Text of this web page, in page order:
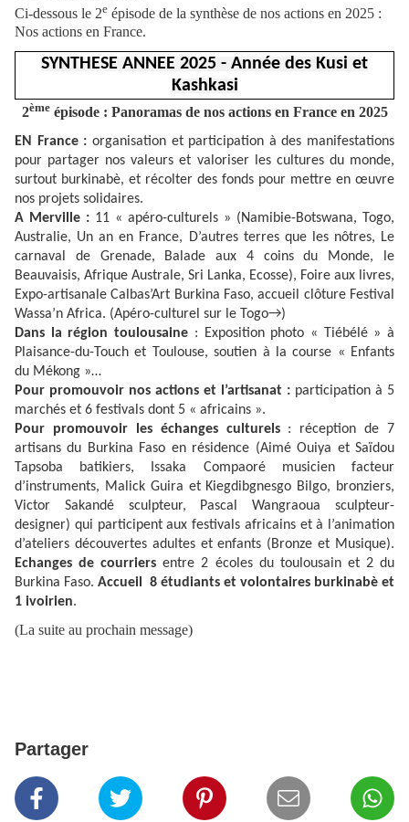
Ci-dessous le 2e épisode de la synthèse de nos actions en 2025 :
Nos actions en France.
SYNTHESE ANNEE 2025 - Année des Kusi et
Kashkasi
2èmeépisode : Panoramas de nos actions en France en 2025
EN France : organisation et participation à des manifestations
pour partager nos valeurs et valoriser les cultures du monde,
surtout burkinabè, et récolter des fonds pour mettre en œuvre
nos projets solidaires.
A Merville : 11 « apéro-culturels » (Namibie-Botswana, Togo,
Australie, Un an en France, D’autres terres que les nôtres, Le
carnaval de Grenade, Balade aux 4 coins du Monde, le
Beauvaisis, Afrique Australe, Sri Lanka, Ecosse), Foire aux livres,
Expo-artisanale Calbas’Art Burkina Faso, accueil clôture Festival
Wassa’n Africa. (Apéro-culturel sur le Togo→)
Dans la région toulousaine : Exposition photo « Tiébélé » à
Plaisance-du-Touch et Toulouse, soutien à la course « Enfants
du Mékong »…
Pour promouvoir nos actions et l’artisanat : participation à 5
marchés et 6 festivals dont 5 « africains ».
Pour promouvoir les échanges culturels: réception de 7
artisans du Burkina Faso en résidence (Aimé Ouiya et Saïdou
Tapsoba batikiers, Issaka Compaoré musicien facteur
d’instruments, Malick Guira et Kiegdibgnesgo Bilgo, bronziers,
Victor Sakandé sculpteur, Pascal Wangraoua sculpteur-
designer) qui participent aux festivals africains et à l’animation
d’ateliers découvertes adultes et enfants (Bronze et Musique).
Echanges de courriersentre 2 écoles du toulousain et 2 du
Burkina Faso. Accueil 8 étudiants et volontaires burkinabè et
1 ivoirien.
(La suite au prochain message)
Partager